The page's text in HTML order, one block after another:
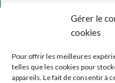
Gérer le
cookies
Pour offrir les meilleures
telles que les cookies pour
appareils. Le fait de consentir à